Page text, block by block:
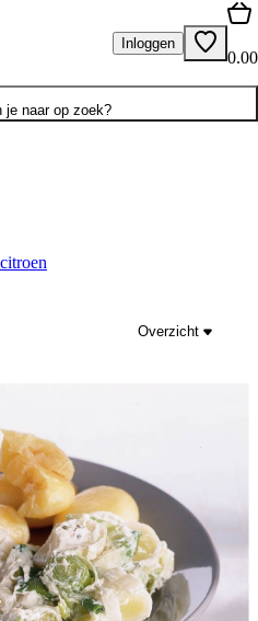
Inloggen
0.00
je naar op zoek?
Overzicht